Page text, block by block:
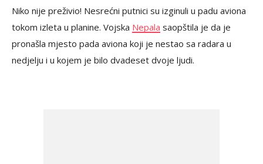
Niko nije preživio! Nesrećni putnici su izginuli u padu aviona
tokom izleta u planine. Vojska Nepala saopštila je da je
pronašla mjesto pada aviona koji je nestao sa radara u
nedjelju i u kojem je bilo dvadeset dvoje ljudi.